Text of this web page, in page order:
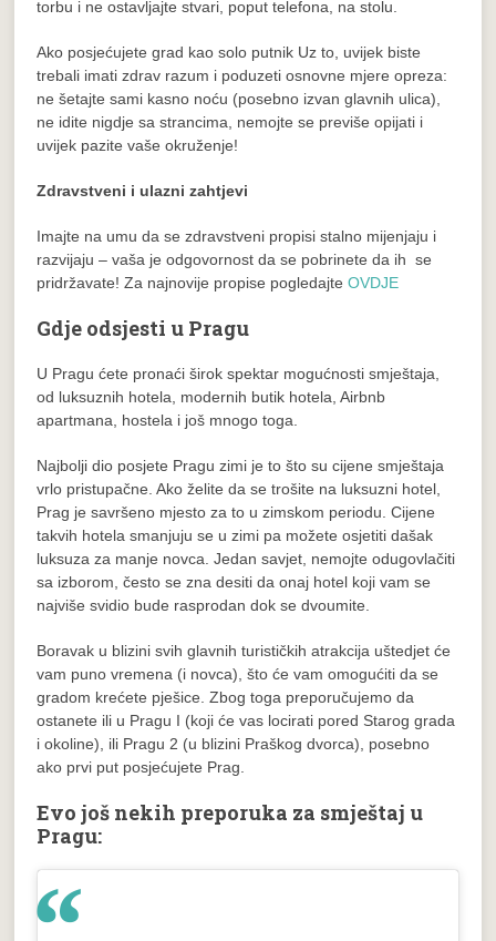
torbu i ne ostavljajte stvari, poput telefona, na stolu.
Ako posjećujete grad kao solo putnik Uz to, uvijek biste
trebali imati zdrav razum i poduzeti osnovne mjere opreza:
ne šetajte sami kasno noću (posebno izvan glavnih ulica),
ne idite nigdje sa strancima, nemojte se previše opijati i
uvijek pazite vaše okruženje!
Zdravstveni i ulazni zahtjevi
Imajte na umu da se zdravstveni propisi stalno mijenjaju i
razvijaju – vaša je odgovornost da se pobrinete da ih se
pridržavate! Za najnovije propise pogledajteOVDJE
Gdje odsjesti u Pragu
U Pragu ćete pronaći širok spektar mogućnosti smještaja,
od luksuznih hotela, modernih butik hotela, Airbnb
apartmana, hostela i još mnogo toga.
Najbolji dio posjete Pragu zimi je to što su cijene smještaja
vrlo pristupačne. Ako želite da se trošite na luksuzni hotel,
Prag je savršeno mjesto za to u zimskom periodu. Cijene
takvih hotela smanjuju se u zimi pa možete osjetiti dašak
luksuza za manje novca. Jedan savjet, nemojte odugovlačiti
sa izborom, često se zna desiti da onaj hotel koji vam se
najviše svidio bude rasprodan dok se dvoumite.
Boravak u blizini svih glavnih turističkih atrakcija uštedjet će
vam puno vremena (i novca), što će vam omogućiti da se
gradom krećete pješice. Zbog toga preporučujemo da
ostanete ili u Pragu I (koji će vas locirati pored Starog grada
i okoline), ili Pragu 2 (u blizini Praškog dvorca), posebno
ako prvi put posjećujete Prag.
Evo još nekih preporuka za smještaj u
Pragu: